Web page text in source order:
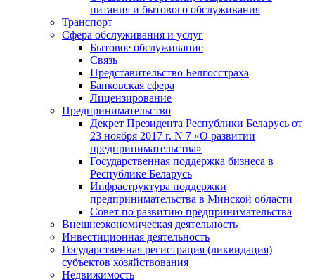
питания и бытового обслуживания
Транспорт
Сфера обслуживания и услуг
Бытовое обслуживание
Связь
Представительство Белгосстраха
Банковская сфера
Лицензирование
Предпринимательство
Декрет Президента Республики Беларусь от
23 ноября 2017 г. N 7 «О развитии
предпринимательства»
Государственная поддержка бизнеса в
Республике Беларусь
Инфраструктура поддержки
предпринимательства в Минской области
Совет по развитию предпринимательства
Внешнеэкономическая деятельность
Инвестиционная деятельность
Государственная регистрация (ликвидация)
субъектов хозяйствования
Недвижимость